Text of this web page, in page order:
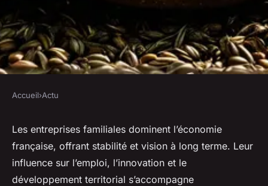
Investissement dans les
entreprises familiales : un
avenir durable
Accueil›Actu
Les entreprises familiales dominent l’économie
française, offrant stabilité et vision à long terme. Leur
influence sur l’emploi, l’innovation et le
développement territorial s’accompagne